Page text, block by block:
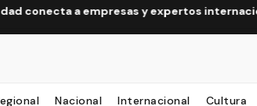
a empresas y expertos internacionales
Nacional Internacional Cultura